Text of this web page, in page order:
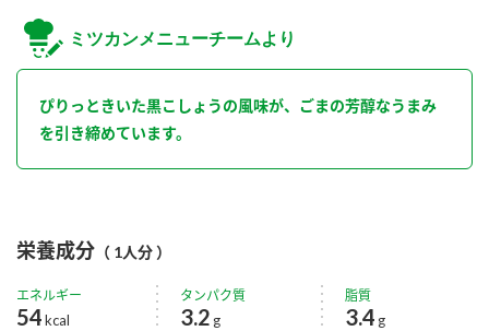
ミツカンメニューチームより
ぴりっときいた黒こしょうの風味が、ごまの芳醇なうまみ
を引き締めています。
栄養成分 （ 1人分 ）
エネルギー
54kcal
タンパク質
3.2 g
脂質
3.4 g